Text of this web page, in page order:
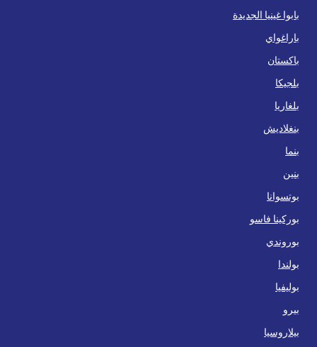
بابوا غينيا الجديدة
باراغواي
باكستان
بلجيكا
بلغاريا
بنغلاديش
بنما
بنين
بوتسوانا
بوركينا فاسو
بوروندي
بولندا
بوليفيا
بيرو
بيلاروسيا